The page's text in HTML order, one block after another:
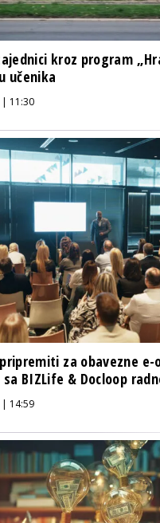
kroz program
učenika
| 11:30
za obavezne
BIZLife & Docloop
| 14:59